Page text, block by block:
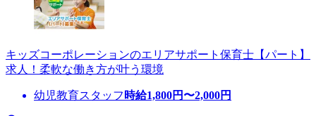
キッズコーポレーションのエリアサポート保育士【パート】
求人！柔軟な働き方が叶う環境
幼児教育スタッフ 時給1,800円〜2,000円